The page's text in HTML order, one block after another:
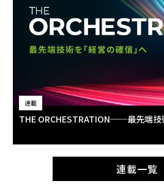
連載
THE ORCHESTRATION──最先端技
連載一覧